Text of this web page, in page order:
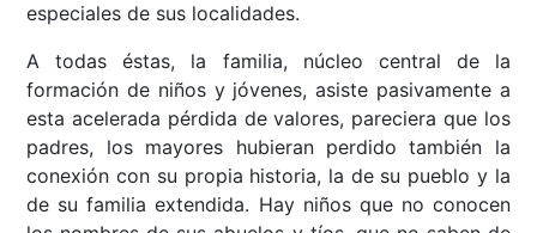
especiales de sus localidades.
A todas éstas, la familia, núcleo central de la
formación de niños y jóvenes, asiste pasivamente a
esta acelerada pérdida de valores, pareciera que los
padres, los mayores hubieran perdido también la
conexión con su propia historia, la de su pueblo y la
de su familia extendida. Hay niños que no conocen